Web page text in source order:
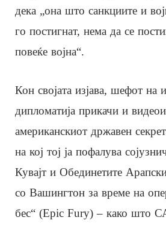
дека „она што санкциите и
го постигнат, нема да се
повеќе војна“.
Кон својата изјава, шефот на
дипломатија прикачи и
американскиот државен
на кој тој ја пофалува
Кувајт и Обединетите
со Вашингтон за време на
бес“ (Epic Fury) – како што